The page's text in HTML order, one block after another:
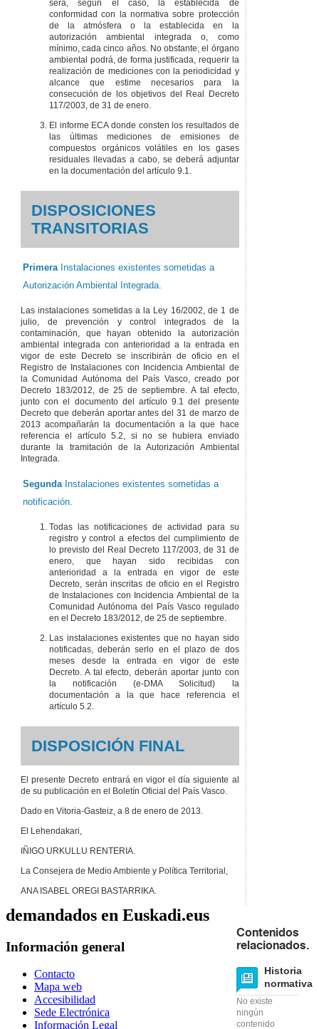
será, según el caso, la establecida de
conformidad con la normativa sobre protección
de la atmósfera o la establecida en la
autorización ambiental integrada o, como
mínimo, cada cinco años. No obstante, el órgano
ambiental podrá, de forma justificada, requerir la
realización de mediciones con la periodicidad y
alcance que estime necesarios para la
consecución de los objetivos del Real Decreto
117/2003, de 31 de enero.
El informe ECA donde consten los resultados de
las últimas mediciones de emisiones de
compuestos orgánicos volátiles en los gases
residuales llevadas a cabo, se deberá adjuntar
en la documentación del artículo 9.1.
DISPOSICIONES
TRANSITORIAS
Primera Instalaciones existentes sometidas a
Autorización Ambiental Integrada.
Las instalaciones sometidas a la Ley 16/2002, de 1 de
julio, de prevención y control integrados de la
contaminación, que hayan obtenido la autorización
ambiental integrada con anterioridad a la entrada en
vigor de este Decreto se inscribirán de oficio en el
Registro de Instalaciones con Incidencia Ambiental de
la Comunidad Autónoma del País Vasco, creado por
Decreto 183/2012, de 25 de septiembre. A tal efecto,
junto con el documento del artículo 9.1 del presente
Decreto que deberán aportar antes del 31 de marzo de
2013 acompañarán la documentación a la que hace
referencia el artículo 5.2, si no se hubiera enviado
durante la tramitación de la Autorización Ambiental
Integrada.
Segunda Instalaciones existentes sometidas a
notificación.
Todas las notificaciones de actividad para su
registro y control a efectos del cumplimiento de
lo previsto del Real Decreto 117/2003, de 31 de
enero, que hayan sido recibidas con
anterioridad a la entrada en vigor de este
Decreto, serán inscritas de oficio en el Registro
de Instalaciones con Incidencia Ambiental de la
Comunidad Autónoma del País Vasco regulado
en el Decreto 183/2012, de 25 de septiembre.
Las instalaciones existentes que no hayan sido
notificadas, deberán serlo en el plazo de dos
meses desde la entrada en vigor de este
Decreto. A tal efecto, deberán aportar junto con
la notificación (e-DMA Solicitud) la
documentación a la que hace referencia el
artículo 5.2.
DISPOSICIÓN FINAL
El presente Decreto entrará en vigor el día siguiente al
de su publicación en el Boletín Oficial del País Vasco.
Dado en Vitoria-Gasteiz, a 8 de enero de 2013.
El Lehendakari,
IÑIGO URKULLU RENTERIA.
La Consejera de Medio Ambiente y Política Territorial,
ANA ISABEL OREGI BASTARRIKA.
Contenidos
relacionados.
Historia
normativa
No existe
ningún
contenido
demandados en Euskadi.eus
Información general
Contacto
Mapa web
Accesibilidad
Sede Electrónica
Información Legal